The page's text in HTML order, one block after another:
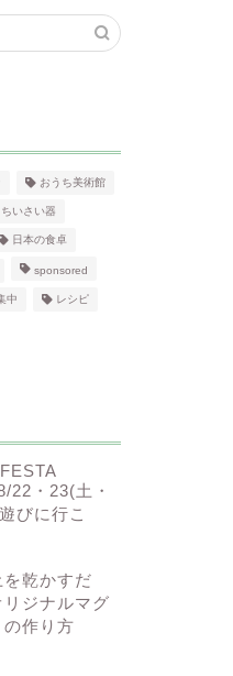
おうち美術館
ちいさい器
日本の食卓
sponsored
中 レシピ
22・23(土・
びに行こ
を乾かすだ
リジナルマグ
の作り方